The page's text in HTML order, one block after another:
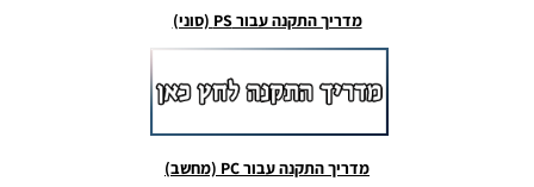
מדריך התקנה עבור PS (סוני)
מדריך התקנה עבור PC (מחשב)